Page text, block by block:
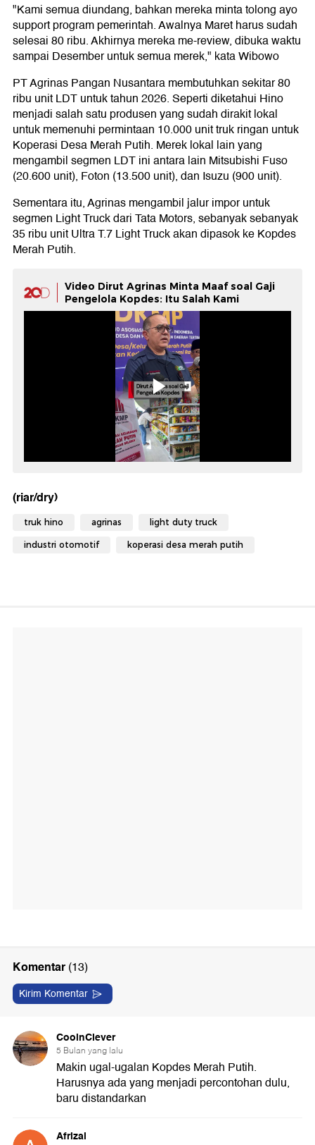
"Kami semua diundang, bahkan mereka minta tolong ayo
support program pemerintah. Awalnya Maret harus sudah
selesai 80 ribu. Akhirnya mereka me-review, dibuka waktu
sampai Desember untuk semua merek," kata Wibowo
PT Agrinas Pangan Nusantara membutuhkan sekitar 80
ribu unit LDT untuk tahun 2026. Seperti diketahui Hino
menjadi salah satu produsen yang sudah dirakit lokal
untuk memenuhi permintaan 10.000 unit truk ringan untuk
Koperasi Desa Merah Putih. Merek lokal lain yang
mengambil segmen LDT ini antara lain Mitsubishi Fuso
(20.600 unit), Foton (13.500 unit), dan Isuzu (900 unit).
Sementara itu, Agrinas mengambil jalur impor untuk
segmen Light Truck dari Tata Motors, sebanyak sebanyak
35 ribu unit Ultra T.7 Light Truck akan dipasok ke Kopdes
Merah Putih.
Video Dirut Agrinas Minta Maaf soal Gaji
Pengelola Kopdes: Itu Salah Kami
(riar/dry)
truk hino agrinas light duty truck
industri otomotif koperasi desa merah putih